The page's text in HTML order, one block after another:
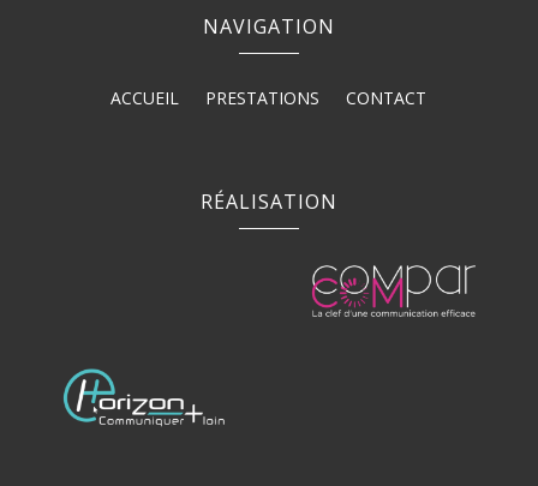
NAVIGATION
ACCUEIL PRESTATIONS CONTACT
RÉALISATION